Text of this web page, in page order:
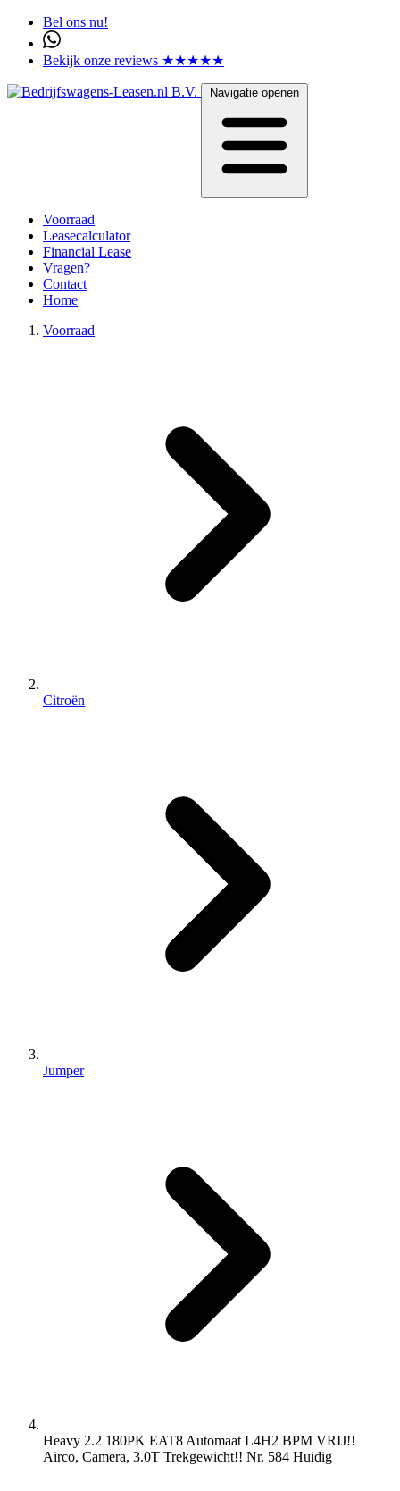
Bel ons nu!
Bekijk onze reviews ★★★★★
Navigatie openen
Voorraad
Leasecalculator
Financial Lease
Vragen?
Contact
Home
Voorraad
Citroën
Jumper
Heavy 2.2 180PK EAT8 Automaat L4H2 BPM VRIJ!!
Airco, Camera, 3.0T Trekgewicht!! Nr. 584 Huidig